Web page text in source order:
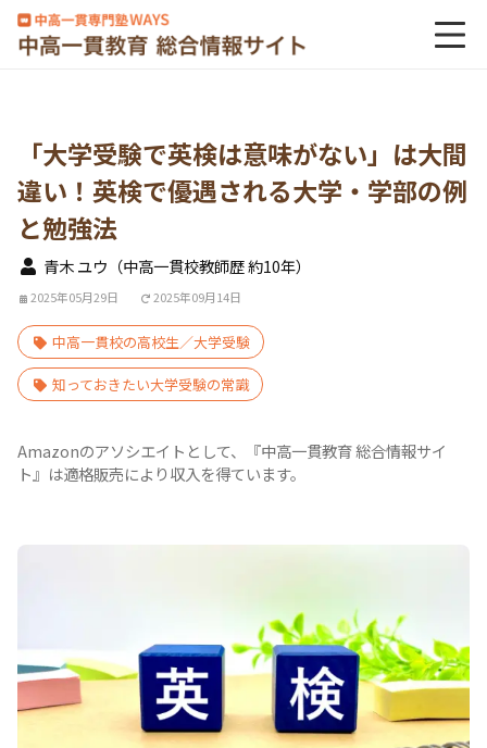
「大学受験で英検は意味がない」は大間
違い！英検で優遇される大学・学部の例
と勉強法
青木 ユウ（中高一貫校教師歴 約10年）
2025年05月29日 2025年09月14日
中高一貫校の高校生／大学受験
知っておきたい大学受験の常識
Amazonのアソシエイトとして、『中高一貫教育 総合情報サイ
ト』は適格販売により収入を得ています。